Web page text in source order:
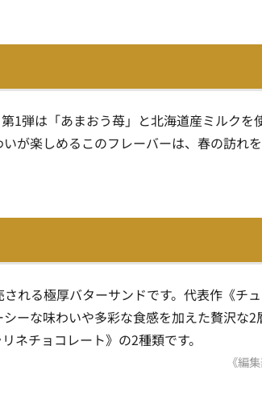
1弾は「あまおう苺」と北海道産ミルクを
が楽しめるこのフレーバーは、春の訪れ
れる極厚バターサンドです。代表作《チ
ーな味わいや多彩な食感を加えた贅沢な2
ネチョコレート》の2種類です。
《編